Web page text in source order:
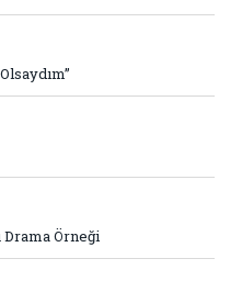
Drama Örneği